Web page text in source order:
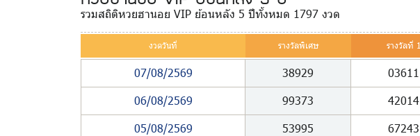
รวมสถิติหวยฮานอย VIP ย้อนหลัง 5 ปีทั้งหมด 1797 งวด
งวดวันที่ รางวัลพิเศษ รางวัลที่ 1
07/08/2569 38929 03611
06/08/2569
99373 42014
05/08/2569
53995 67243